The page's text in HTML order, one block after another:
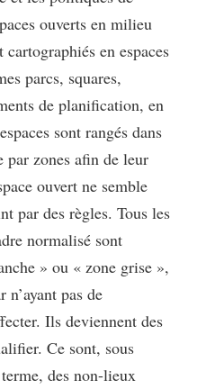
ouverts en milieu
en espaces
parcs, squares,
de planification, en
sont rangés dans
par zones afin de leur
ouvert ne semble
par des règles. Tous les
normalisé sont
» ou « zone grise »,
pas de
Ils deviennent des
Ce sont, sous
des non-lieux